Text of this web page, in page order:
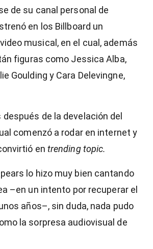
de su canal personal de
en los Billboard un
musical, en el cual, además
figuras como Jessica Alba,
Goulding y Cara Delevingne,
de la develación del
comenzó a rodar en internet y
en trending topic.
lo hizo muy bien cantando
–en un intento por recuperar el
años–, sin duda, nada pudo
la sorpresa audiovisual de